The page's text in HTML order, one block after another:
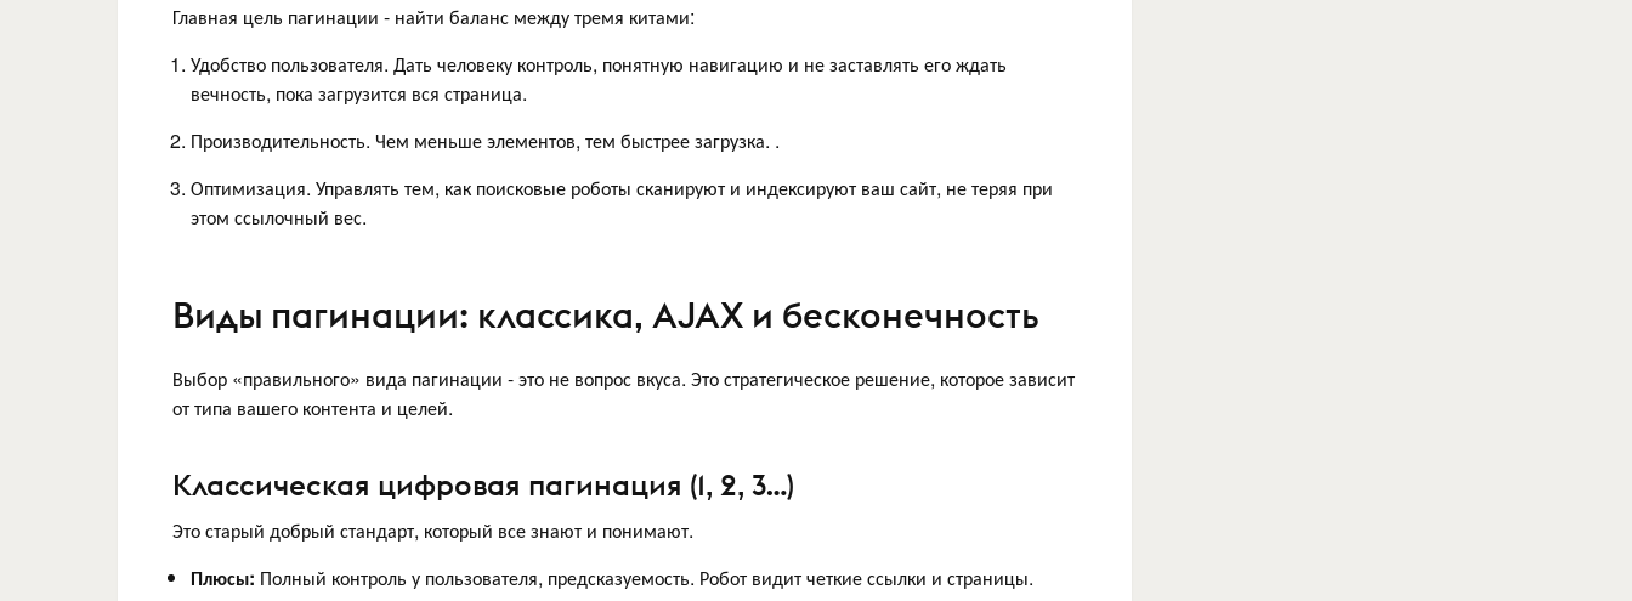
Главная цель пагинации - найти баланс между тремя китами:
Удобство пользователя. Дать человеку контроль, понятную навигацию и не заставлять его ждать
вечность, пока загрузится вся страница.
Производительность. Чем меньше элементов, тем быстрее загрузка. .
Оптимизация. Управлять тем, как поисковые роботы сканируют и индексируют ваш сайт, не теряя при
этом ссылочный вес.
Виды пагинации: классика, AJAX и бесконечность
Выбор «правильного» вида пагинации - это не вопрос вкуса. Это стратегическое решение, которое зависит
от типа вашего контента и целей.
Классическая цифровая пагинация (1, 2, 3…)
Это старый добрый стандарт, который все знают и понимают.
Плюсы: Полный контроль у пользователя, предсказуемость. Робот видит четкие ссылки и страницы.